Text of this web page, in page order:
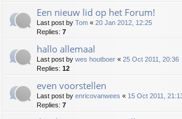
Een nieuw lid op het Forum!
Last post by Tom « 20 Jan 2012, 12:25
Replies: 7
hallo allemaal
Last post by wes houtboer « 25 Oct 2011, 20:36
Replies: 12
even voorstellen
Last post by enricovanwees « 15 Oct 2011,
Replies: 7